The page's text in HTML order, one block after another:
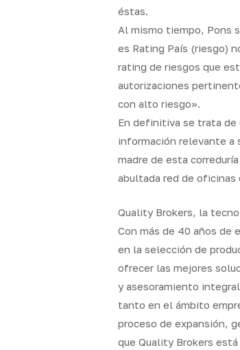
éstas.
Al mismo tiempo, Pons
es Rating País (riesgo)
rating de riesgos que
autorizaciones
con alto riesgo».
En definitiva se trata
información relevante a
madre de esta
abultada red de oficinas
Quality Brokers, la
Con más de 40 años de
en la selección de
ofrecer las mejores
y asesoramiento
tanto en el ámbito
proceso de expansión,
que Quality Brokers